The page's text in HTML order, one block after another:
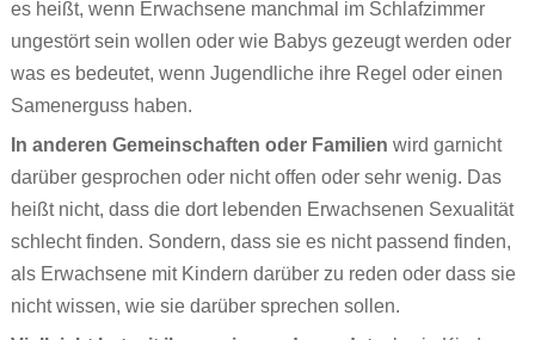
es heißt, wenn Erwachsene manchmal im Schlafzimmer
ungestört sein wollen oder wie Babys gezeugt werden oder
was es bedeutet, wenn Jugendliche ihre Regel oder einen
Samenerguss haben.
In anderen Gemeinschaften oder Familien wird garnicht
darüber gesprochen oder nicht offen oder sehr wenig. Das
heißt nicht, dass die dort lebenden Erwachsenen Sexualität
schlecht finden. Sondern, dass sie es nicht passend finden,
als Erwachsene mit Kindern darüber zu reden oder dass sie
nicht wissen, wie sie darüber sprechen sollen.